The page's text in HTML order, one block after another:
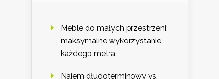
Meble do małych przestrzeni:
maksymalne wykorzystanie
każdego metra
Najem długoterminowy vs.